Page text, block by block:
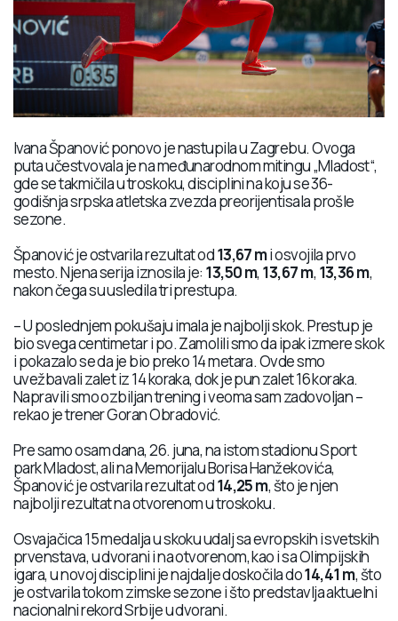
Ivana Španović ponovo je nastupila u Zagrebu. Ovoga
puta učestvovala je na međunarodnom mitingu „Mladost“,
gde se takmičila u troskoku, disciplini na koju se 36-
godišnja srpska atletska zvezda preorijentisala prošle
sezone.
Španović je ostvarila rezultat od13,67 mi osvojila prvo
mesto. Njena serija iznosila je: 13,50 m, 13,67 m, 13,36 m,
nakon čega su usledila tri prestupa.
– U poslednjem pokušaju imala je najbolji skok. Prestup je
bio svega centimetar i po. Zamolili smo da ipak izmere skok
i pokazalo se da je bio preko 14 metara. Ovde smo
uvežbavali zalet iz 14 koraka, dok je pun zalet 16 koraka.
Napravili smo ozbiljan trening i veoma sam zadovoljan –
rekao je trener Goran Obradović.
Pre samo osam dana, 26. juna, na istom stadionu Sport
park Mladost, ali na Memorijalu Borisa Hanžekovića,
Španović je ostvarila rezultat od14,25 m, što je njen
najbolji rezultat na otvorenom u troskoku.
Osvajačica 15 medalja u skoku udalj sa evropskih i svetskih
prvenstava, u dvorani i na otvorenom, kao i sa Olimpijskih
igara, u novoj disciplini je najdalje doskočila do14,41 m, što
je ostvarila tokom zimske sezone i što predstavlja aktuelni
nacionalni rekord Srbije u dvorani.